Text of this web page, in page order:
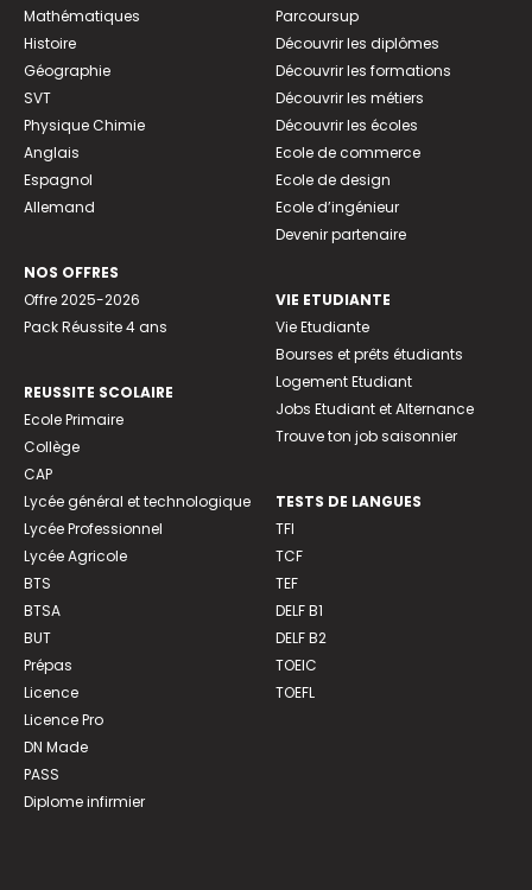
Mathématiques
Histoire
Géographie
SVT
Physique Chimie
Anglais
Espagnol
Allemand
NOS OFFRES
Offre 2025-2026
Pack Réussite 4 ans
REUSSITE SCOLAIRE
Ecole Primaire
Collège
CAP
Lycée général et technologique
Lycée Professionnel
Lycée Agricole
BTS
BTSA
BUT
Prépas
Licence
Licence Pro
DN Made
PASS
Diplome infirmier
Parcoursup
Découvrir les diplômes
Découvrir les formations
Découvrir les métiers
Découvrir les écoles
Ecole de commerce
Ecole de design
Ecole d’ingénieur
Devenir partenaire
VIE ETUDIANTE
Vie Etudiante
Bourses et prêts étudiants
Logement Etudiant
Jobs Etudiant et Alternance
Trouve ton job saisonnier
TESTS DE LANGUES
TFI
TCF
TEF
DELF B1
DELF B2
TOEIC
TOEFL